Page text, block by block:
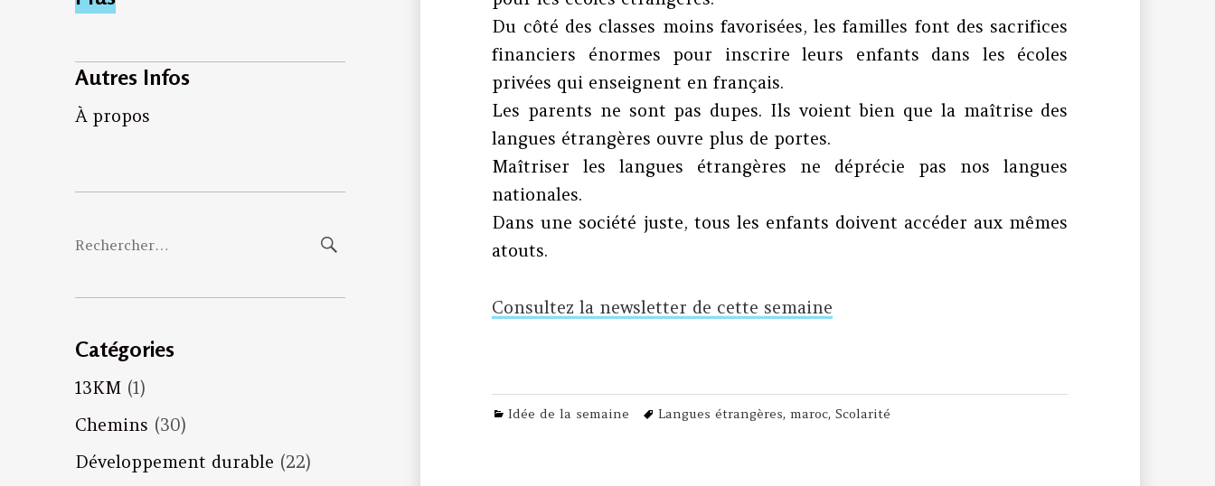
Autres Infos
À propos
Rechercher :
Catégories
13KM(1)
Chemins (30)
Développement durable (22)
Du côté des classes moins favorisées, les familles font des sacrifices
financiers énormes pour inscrire leurs enfants dans les écoles
privées qui enseignent en français.
Les parents ne sont pas dupes. Ils voient bien que la maîtrise des
langues étrangères ouvre plus de portes.
Maîtriser les langues étrangères ne déprécie pas nos langues
nationales.
​Dans une société juste, tous les enfants doivent accéder aux mêmes
atouts.
Consultez la newsletter de cette semaine
Categories
Idée de la semaine Tags
Langues étrangères,maroc,Scolarité